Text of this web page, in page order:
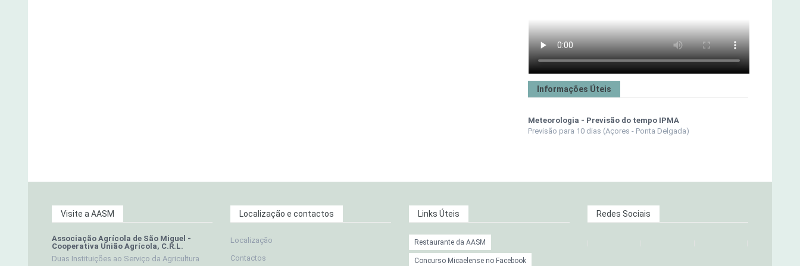
Informações Úteis
Meteorologia - Previsão do tempo IPMA
Previsão para 10 dias (Açores - Ponta Delgada)
Visite a AASM
Associação Agrícola de São Miguel -
Cooperativa União Agrícola, C.R.L.
Duas Instituições ao Serviço da Agricultura
Localização e contactos
Localização
Contactos
Links Úteis
Restaurante da AASM
Concurso Micaelense no Facebook
Redes Sociais